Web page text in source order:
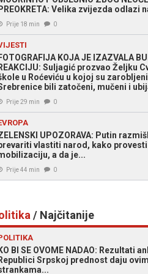
Velika zvijezda odlazi
Prije 18 min 0
KOJA JE IZAZVALA
Suljagić prozvao Željku
u Roćeviću u kojoj su
bili zatočeni, mučeni i
Prije 29 min 0
UPOZORAVA: Putin
vlastiti narod, kako provesti
a da je...
Prije 44 min 0
/ Najčitanije
BI SE OVOME NADAO: Rezultati
Srpskoj prednost daju